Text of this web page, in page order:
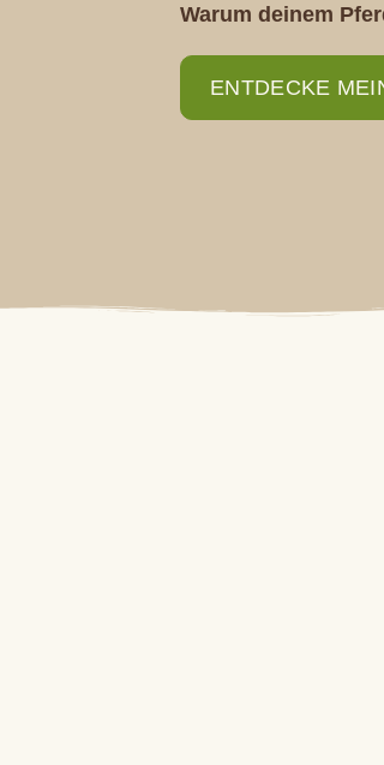
Warum deinem
ENTDECKE